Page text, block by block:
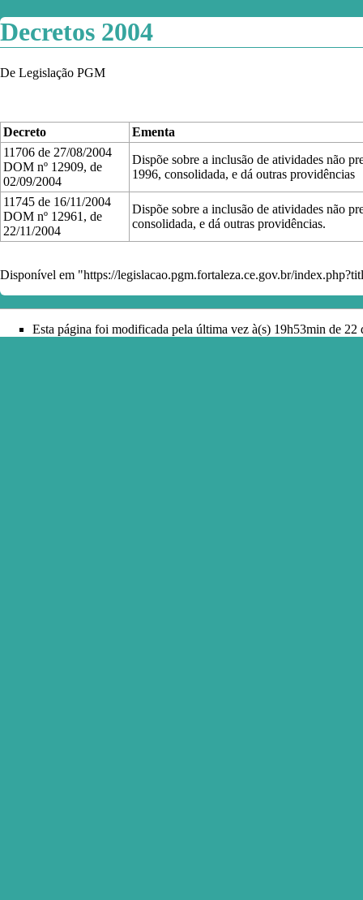
Decretos 2004
De Legislação PGM
Decreto
Ementa
11706 de 27/08/2004
DOM nº 12909, de
02/09/2004
Dispõe sobre a inclusão de atividades não
1996, consolidada, e dá outras providências
11745 de 16/11/2004
DOM nº 12961, de
22/11/2004
Dispõe sobre a inclusão de atividades não
consolidada, e dá outras providências.
Disponível em "https://legislacao.pgm.fortaleza.ce.gov.br/
Esta página foi modificada pela última vez à(s) 19h53min de 22